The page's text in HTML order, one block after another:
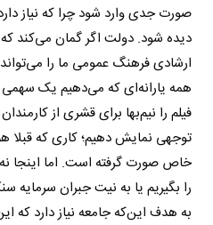
صورت جدی وارد شود چرا که نیاز
دیده شود. دولت اگر گمان می‌کند
ارشادی فرهنگ عمومی ما را
همه یارانه‌ای که می‌دهیم یک سهمی
فیلم را نیم‌بها برای قشری از
توجهی نمایش دهیم؛ کاری که قبلا
خاص صورت گرفته است. اما اینجا
را بگیریم یا به نیت جبران سرمایه
به هدف این‌که جامعه نیاز دارد که